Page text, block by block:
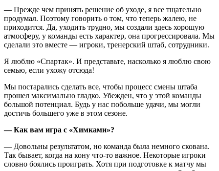
— Прежде чем принять решение об уходе, я все тщательно
продумал. Поэтому говорить о том, что теперь жалею, не
приходится. Да, уходить трудно, мы создали здесь хорошую
атмосферу, у команды есть характер, она прогрессировала. Мы
сделали это вместе — игроки, тренерский штаб, сотрудники.
Я люблю «Спартак». И представьте, насколько я люблю свою
семью, если ухожу отсюда!
Мы постарались сделать все, чтобы процесс смены штаба
прошел максимально гладко. Убежден, что у этой команды
большой потенциал. Будь у нас побольше удачи, мы могли
достичь большего уже в этом сезоне.
— Как вам игра с «Химками»?
— Довольны результатом, но команда была немного скована.
Так бывает, когда на кону что-то важное. Некоторые игроки
словно боялись проиграть. Хотя при подготовке к матчу мы